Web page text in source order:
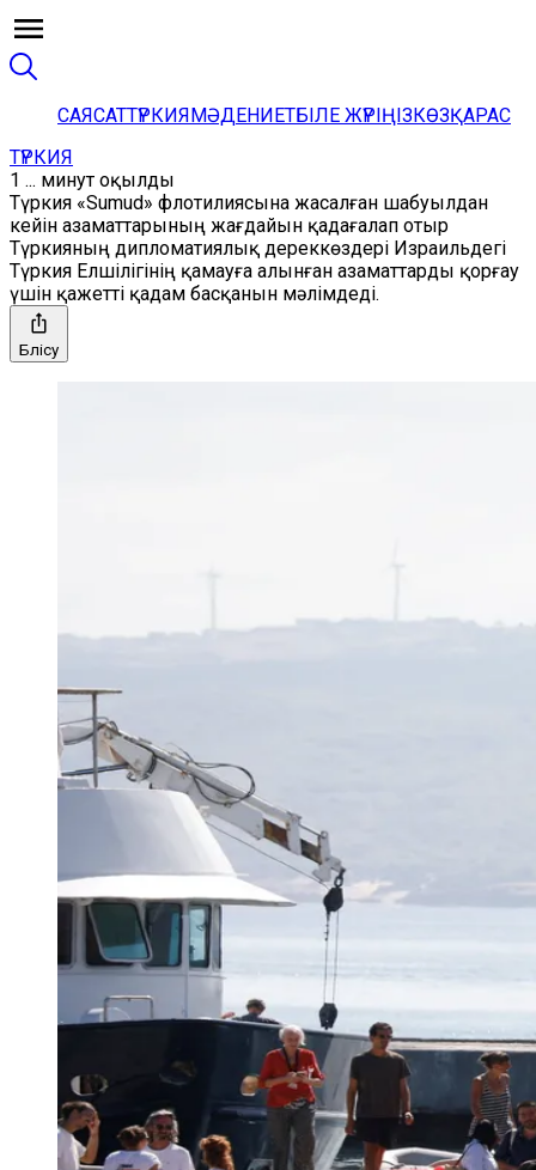
САЯСАТТҮРКИЯМӘДЕНИЕТБІЛЕ ЖҮРІҢІЗКӨЗҚАРАС
ТҮРКИЯ
1 ... минут оқылды
Түркия «Sumud» флотилиясына жасалған шабуылдан
кейін азаматтарының жағдайын қадағалап отыр
Түркияның дипломатиялық дереккөздері Израильдегі
Түркия Елшілігінің қамауға алынған азаматтарды қорғау
үшін қажетті қадам басқанын мәлімдеді.
Бөлісу